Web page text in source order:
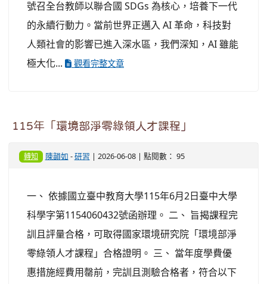
號召全台教師以聯合國 SDGs 為核心，培養下一代
的永續行動力。當前世界正邁入 AI 革命，科技對
人類社會的影響已進入深水區，我們深知，AI 雖能
極大化...
觀看完整文章
115年「環境部淨零綠領人才課程」
轉知 陳韻如 -研習 | 2026-06-08 | 點閱數： 95
一、 依據國立臺中教育大學115年6月2日臺中大學
科學字第1154060432號函辦理。 二、 旨揭課程完
訓且評量合格，可取得國家環境研究院「環境部淨
零綠領人才課程」合格證明。 三、 當年度學費優
惠措施經費用罄前，完訓且測驗合格者，符合以下